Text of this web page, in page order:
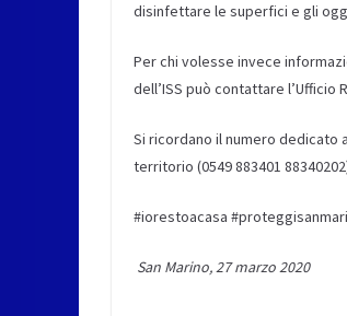
disinfettare le superfici e gli
Per chi volesse invece
dell’ISS può contattare l’Ufficio
Si ricordano il numero dedicato
territorio (0549 883401
#iorestoacasa
San Marino, 27 marzo 2020